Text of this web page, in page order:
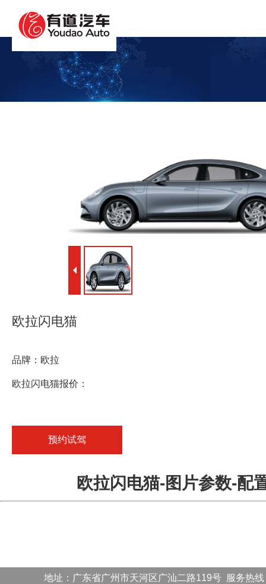
欧拉闪电猫
品牌：欧拉
欧拉闪电猫报价：
预约试驾
欧拉闪电猫-图片参数-配
地址：广东省广州市天河区广汕二路119号 服务热线